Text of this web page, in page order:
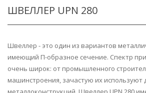
ШВЕЛЛЕР UPN 280
Швеллер - это один из вариантов
имеющий П-образное сечение. Спектр
очень широк: от промышленного
машинстроения, зачастую их используют